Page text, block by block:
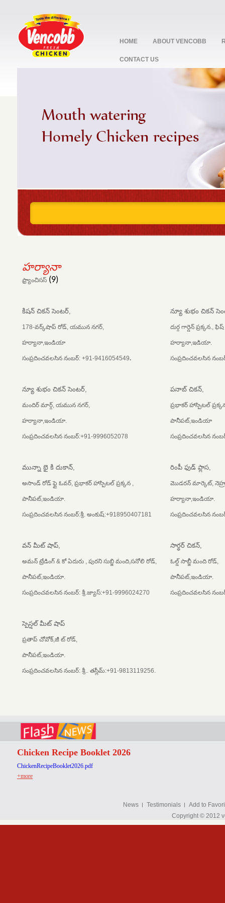
HOME ABOUT VENCOBB
CONTACT US
2
హర్యానా
ఫ్ర్యాంచిసస్ (9)
కిషన్ చికన్ సెంటర్,
178-వర్క్‌షాప్ రోడ్, యమున నగర్,
హర్యానా,ఇండియా
సంప్రదించవలసిన నంబర్: +91-9416054549.
న్యూ శుభం చికన్
దుర్గ గార్డెన్
హర్యానా,ఇడియా.
సంప్రదించవలసిన
న్యూ శుభం చికన్ సెంటర్,
మందిర్ మార్గ్, యమున నగర్,
హర్యానా,ఇండియా.
సంప్రదించవలసిన నంబర్:+91-9996052078
పనాబ్ చికన్,
ప్రభాకర్ హాస్పిటల్
పానీపట్,ఇండియా
సంప్రదించవలసిన
మున్నా భై కి దుకాన్,
అసాండ్ రోడ్ ఫ్లై ఓవర్, ప్రభాకర్ హాస్పిటల్ ప్రక్కన ,
పానీపట్,ఇండియా.
సంప్రదించవలసిన నంబర్:శ్రీ. అంకుష్:+918950407181
రింపీ ఫుడ్ ప్లాస,
మొడరన్ మార్కెట్,
హర్యానా,ఇండియా.
సంప్రదించవలసిన
వన్ మీట్ షాప్,
అమన్ ట్రేడింగ్ & కో ఏదురు , పురని సుబ్జి మంది,సనోలి రోడ్,
పానీపట్,ఇండియా.
సంప్రదించవలసిన నంబర్: శ్రీ.జ్యాస్:+91-9996024270
సార్ధర్ చికన్,
ఓల్డ్ సాబ్జీ మంది రోడ్,
పానీపట్,ఇండియా.
సంప్రదించవలసిన
స్పెస్షల్ మీట్ షాప్
ప్రతాప్ చోవోక్,జీ ట్ రోడ్,
పానీపట్,ఇండియా.
సంప్రదించవలసిన నంబర్: శ్రీ.. తస్లీమ్:+91-9813119256.
Chicken Recipe Booklet 2026
ChickenRecipeBooklet2026.pdf
+more
News Testimonials
Add to
Copyright © 2012